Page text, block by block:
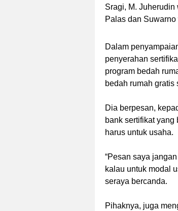
Sragi, M.
Palas dan
Dalam
penyerahan
program bedah
bedah rumah gratis
Dia berpesan,
bank sertifikat
harus untuk usaha.
“Pesan saya
kalau untuk modal
seraya bercanda.
Pihaknya, juga